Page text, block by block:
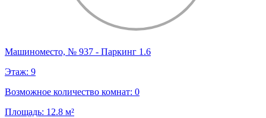
Машиноместо, № 937 - Паркинг 1.6
Этаж: 9
Возможное количество комнат: 0
Площадь: 12.8 м²